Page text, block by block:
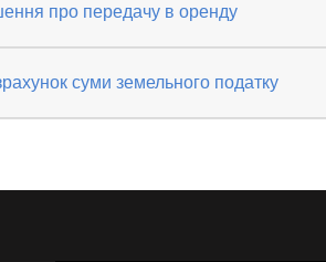
про передачу в оренду
суми земельного податку